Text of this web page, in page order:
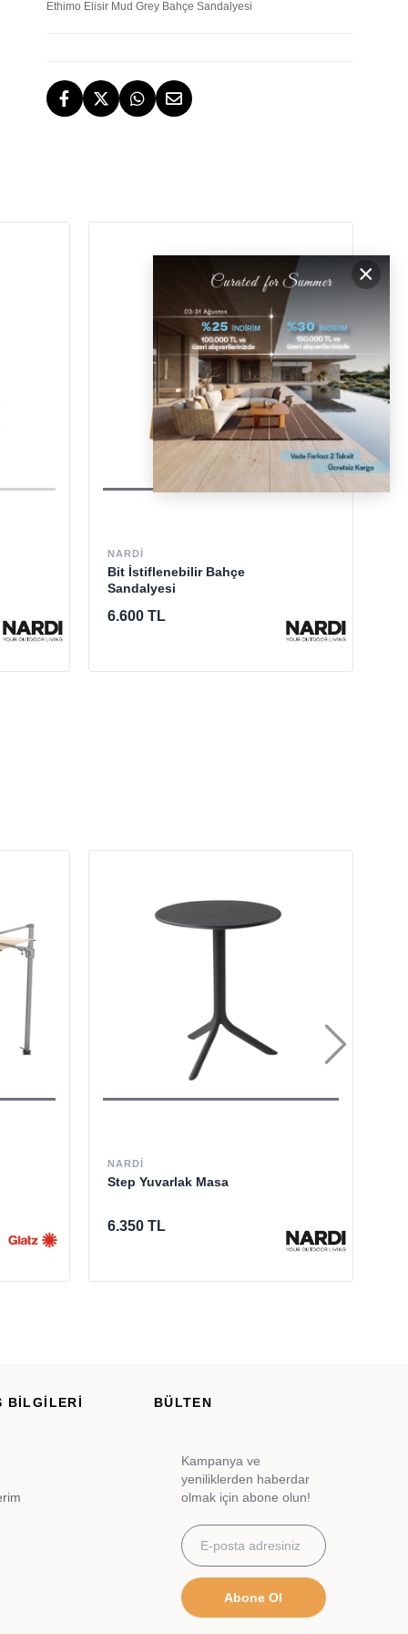
TESLİMAT
İstanbul, İzmir ve Bodrum (Muğla)
ÜCRETSİZ İADE HAKKI
GERİ ÖDEMELER
[email protected]
Ethimo Elisir Mud Grey Bahçe Sandalyesi
NARDI
Bit İstiflenebilir Bahçe
Sandalyesi
6.600 TL
NARDI
Step Yuvarlak Masa
6.350 TL
×
BİLGİLERİ BÜLTEN
Kampanya ve
yeniliklerden haberdar
olmak için abone olun!
Abone Ol